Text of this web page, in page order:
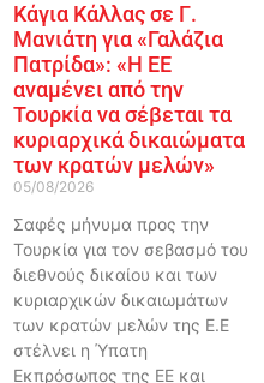
Κάγια Κάλλας σε Γ.
Μανιάτη για «Γαλάζια
Πατρίδα»: «Η ΕΕ
αναμένει από την
Τουρκία να σέβεται τα
κυριαρχικά δικαιώματα
των κρατών μελών»
05/08/2026
Σαφές μήνυμα προς την
Τουρκία για τον σεβασμό του
διεθνούς δικαίου και των
κυριαρχικών δικαιωμάτων
των κρατών μελών της Ε.Ε
στέλνει η Ύπατη
Εκπρόσωπος της ΕΕ και